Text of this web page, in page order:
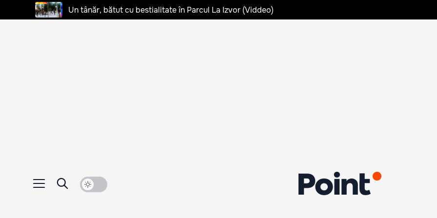
Un tânăr, bătut cu bestialitate în Parcul La Izvor (Viddeo)